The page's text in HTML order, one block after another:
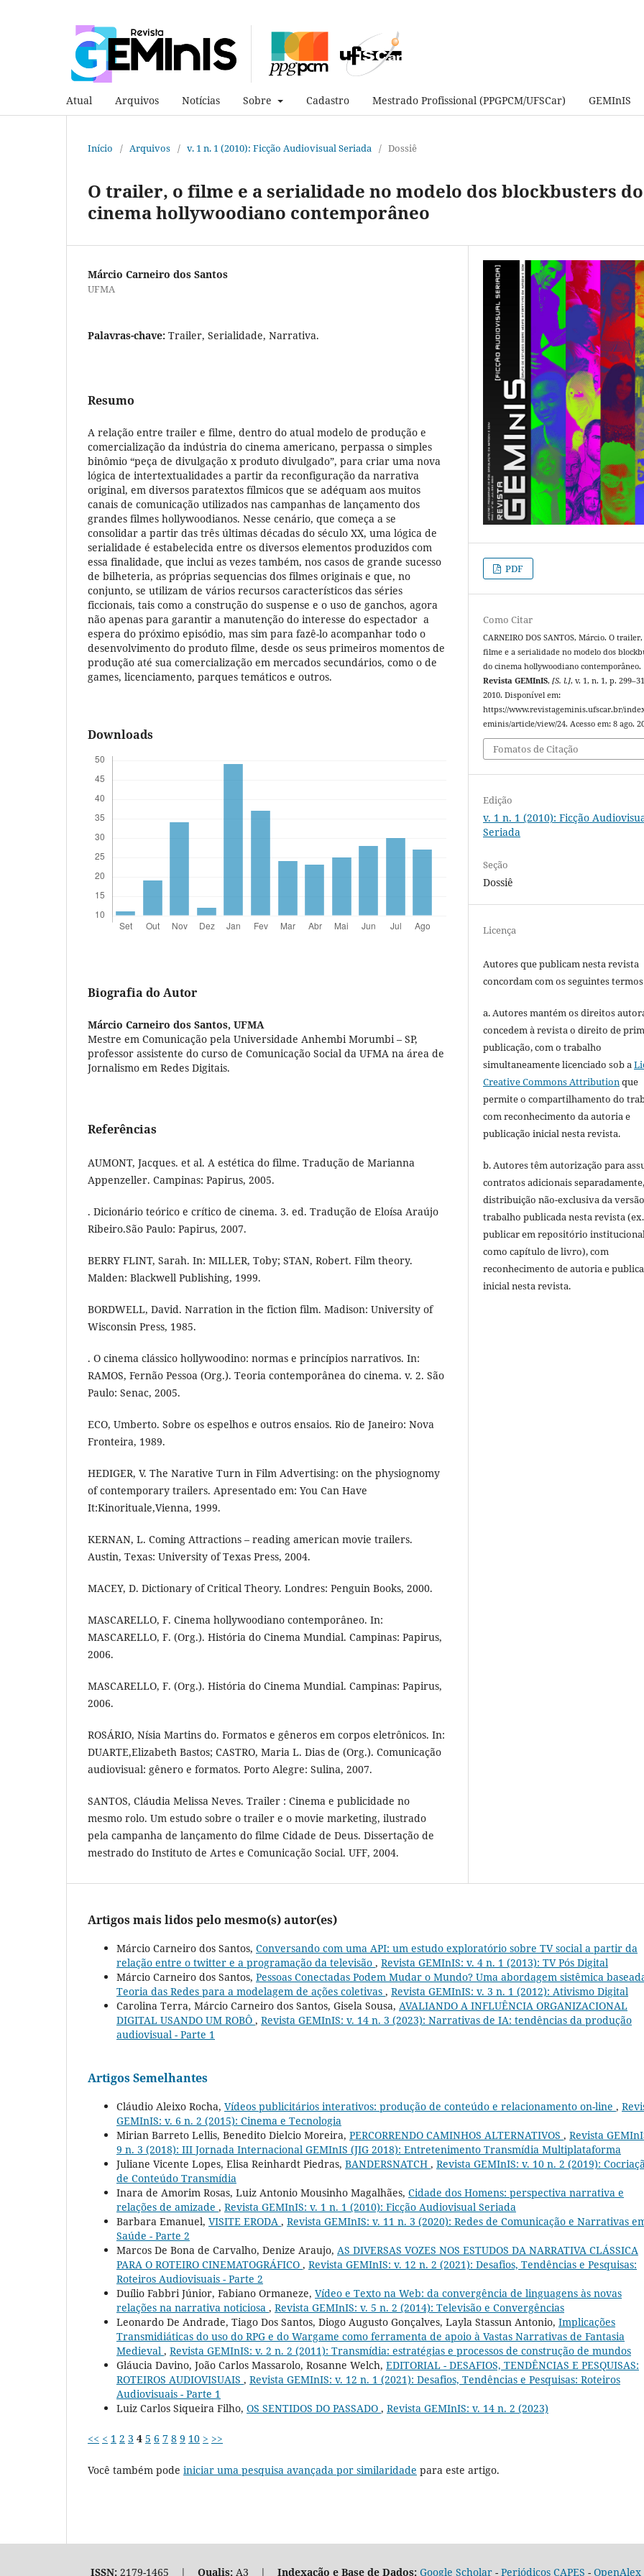
Atual Arquivos Notícias Sobre Cadastro Mestrado Profissional (PPGPCM/UFSCar) GEMInIS
Início / Arquivos / v. 1 n. 1 (2010): Ficção Audiovisual Seriada / Dossiê
O trailer, o filme e a serialidade no modelo dos blockbusters do
cinema hollywoodiano contemporâneo
Márcio Carneiro dos Santos
UFMA
Palavras-chave: Trailer, Serialidade, Narrativa.
Resumo
A relação entre trailer e filme, dentro do atual modelo de produção e
comercialização da indústria do cinema americano, perpassa o simples
binômio “peça de divulgação x produto divulgado”, para criar uma nova
lógica de intertextualidades a partir da reconfiguração da narrativa
original, em diversos paratextos fílmicos que se adéquam aos muitos
canais de comunicação utilizados nas campanhas de lançamento dos
grandes filmes hollywoodianos. Nesse cenário, que começa a se
consolidar a partir das três últimas décadas do século XX, uma lógica de
serialidade é estabelecida entre os diversos elementos produzidos com
essa finalidade, que inclui as vezes também, nos casos de grande sucesso
de bilheteria, as próprias sequencias dos filmes originais e que, no
conjunto, se utilizam de vários recursos característicos das séries
ficcionais, tais como a construção do suspense e o uso de ganchos, agora
não apenas para garantir a manutenção do interesse do espectador a
espera do próximo episódio, mas sim para fazê-lo acompanhar todo o
desenvolvimento do produto filme, desde os seus primeiros momentos de
produção até sua comercialização em mercados secundários, como o de
games, licenciamento, parques temáticos e outros.
Downloads
Biografia do Autor
Márcio Carneiro dos Santos, UFMA
Mestre em Comunicação pela Universidade Anhembi Morumbi – SP,
professor assistente do curso de Comunicação Social da UFMA na área de
Jornalismo em Redes Digitais.
Referências
AUMONT, Jacques. et al. A estética do filme. Tradução de Marianna
Appenzeller. Campinas: Papirus, 2005.
. Dicionário teórico e crítico de cinema. 3. ed. Tradução de Eloísa Araújo
Ribeiro.São Paulo: Papirus, 2007.
BERRY FLINT, Sarah. In: MILLER, Toby; STAN, Robert. Film theory.
Malden: Blackwell Publishing, 1999.
BORDWELL, David. Narration in the fiction film. Madison: University of
Wisconsin Press, 1985.
. O cinema clássico hollywoodino: normas e princípios narrativos. In:
RAMOS, Fernão Pessoa (Org.). Teoria contemporânea do cinema. v. 2. São
Paulo: Senac, 2005.
ECO, Umberto. Sobre os espelhos e outros ensaios. Rio de Janeiro: Nova
Fronteira, 1989.
HEDIGER, V. The Narative Turn in Film Advertising: on the physiognomy
of contemporary trailers. Apresentado em: You Can Have
It:Kinorituale,Vienna, 1999.
KERNAN, L. Coming Attractions – reading american movie trailers.
Austin, Texas: University of Texas Press, 2004.
MACEY, D. Dictionary of Critical Theory. Londres: Penguin Books, 2000.
MASCARELLO, F. Cinema hollywoodiano contemporâneo. In:
MASCARELLO, F. (Org.). História do Cinema Mundial. Campinas: Papirus,
2006.
MASCARELLO, F. (Org.). História do Cinema Mundial. Campinas: Papirus,
2006.
ROSÁRIO, Nísia Martins do. Formatos e gêneros em corpos eletrônicos. In:
DUARTE,Elizabeth Bastos; CASTRO, Maria L. Dias de (Org.). Comunicação
audiovisual: gênero e formatos. Porto Alegre: Sulina, 2007.
SANTOS, Cláudia Melissa Neves. Trailer : Cinema e publicidade no
mesmo rolo. Um estudo sobre o trailer e o movie marketing, ilustrado
pela campanha de lançamento do filme Cidade de Deus. Dissertação de
mestrado do Instituto de Artes e Comunicação Social. UFF, 2004.
PDF
Como Citar
CARNEIRO DOS SANTOS, Márcio. O trailer,
filme e a serialidade no modelo dos
do cinema hollywoodiano contemporâneo.
Revista GEMInIS,[S. l.], v. 1, n. 1, p.
2010. Disponível em:
https://www.revistageminis.ufscar.br/
eminis/article/view/24. Acesso em: 8 ago.
Fomatos de Citação
Edição
v. 1 n. 1 (2010): Ficção
Seriada
Seção
Dossiê
Licença
Autores que publicam nesta revista
concordam com os seguintes
a. Autores mantém os direitos
concedem à revista o direito de
publicação, com o trabalho
simultaneamente licenciado sob a
Creative Commons Attributionque
permite o compartilhamento do
com reconhecimento da autoria e
publicação inicial nesta revista.
b. Autores têm autorização para
contratos adicionais
distribuição não-exclusiva da
trabalho publicada nesta revista
publicar em repositório
como capítulo de livro), com
reconhecimento de autoria e
inicial nesta revista.
Artigos mais lidos pelo mesmo(s) autor(es)
Márcio Carneiro dos Santos, Conversando com uma API: um estudo exploratório sobre TV social a partir da
relação entre o twitter e a programação da televisão , Revista GEMInIS: v. 4 n. 1 (2013): TV Pós Digital
Márcio Carneiro dos Santos, Pessoas Conectadas Podem Mudar o Mundo? Uma abordagem sistêmica
Teoria das Redes para a modelagem de ações coletivas , Revista GEMInIS: v. 3 n. 1 (2012): Ativismo Digital
Carolina Terra, Márcio Carneiro dos Santos, Gisela Sousa, AVALIANDO A INFLUÊNCIA ORGANIZACIONAL
DIGITAL USANDO UM ROBÔ , Revista GEMInIS: v. 14 n. 3 (2023): Narrativas de IA: tendências da produção
audiovisual - Parte 1
Artigos Semelhantes
Cláudio Aleixo Rocha, Vídeos publicitários interativos: produção de conteúdo e relacionamento on-line ,
GEMInIS: v. 6 n. 2 (2015): Cinema e Tecnologia
Mirian Barreto Lellis, Benedito Dielcio Moreira, PERCORRENDO CAMINHOS ALTERNATIVOS , Revista
9 n. 3 (2018): III Jornada Internacional GEMInIS (JIG 2018): Entretenimento Transmídia Multiplataforma
Juliane Vicente Lopes, Elisa Reinhardt Piedras, BANDERSNATCH , Revista GEMInIS: v. 10 n. 2 (2019):
de Conteúdo Transmídia
Inara de Amorim Rosas, Luiz Antonio Mousinho Magalhães, Cidade dos Homens: perspectiva narrativa e
relações de amizade , Revista GEMInIS: v. 1 n. 1 (2010): Ficção Audiovisual Seriada
Barbara Emanuel, VISITE ERODA , Revista GEMInIS: v. 11 n. 3 (2020): Redes de Comunicação e Narrativas
Saúde - Parte 2
Marcos De Bona de Carvalho, Denize Araujo, AS DIVERSAS VOZES NOS ESTUDOS DA NARRATIVA CLÁSSICA
PARA O ROTEIRO CINEMATOGRÁFICO , Revista GEMInIS: v. 12 n. 2 (2021): Desafios, Tendências e Pesquisas:
Roteiros Audiovisuais - Parte 2
Duílio Fabbri Júnior, Fabiano Ormaneze, Vídeo e Texto na Web: da convergência de linguagens às novas
relações na narrativa noticiosa , Revista GEMInIS: v. 5 n. 2 (2014): Televisão e Convergências
Leonardo De Andrade, Tiago Dos Santos, Diogo Augusto Gonçalves, Layla Stassun Antonio, Implicações
Transmidiáticas do uso do RPG e do Wargame como ferramenta de apoio à Vastas Narrativas de Fantasia
Medieval , Revista GEMInIS: v. 2 n. 2 (2011): Transmídia: estratégias e processos de construção de mundos
Gláucia Davino, João Carlos Massarolo, Rosanne Welch, EDITORIAL - DESAFIOS, TENDÊNCIAS E PESQUISAS:
ROTEIROS AUDIOVISUAIS , Revista GEMInIS: v. 12 n. 1 (2021): Desafios, Tendências e Pesquisas: Roteiros
Audiovisuais - Parte 1
Luiz Carlos Siqueira Filho, OS SENTIDOS DO PASSADO , Revista GEMInIS: v. 14 n. 2 (2023)
<< < 1 2 3 4 5 6 7 8 9 10 > >>
Você também pode iniciar uma pesquisa avançada por similaridade para este artigo.
ISSN: 2179-1465 | Qualis: A3 | Indexação e Base de Dados: Google Scholar - Periódicos CAPES - OpenAlex